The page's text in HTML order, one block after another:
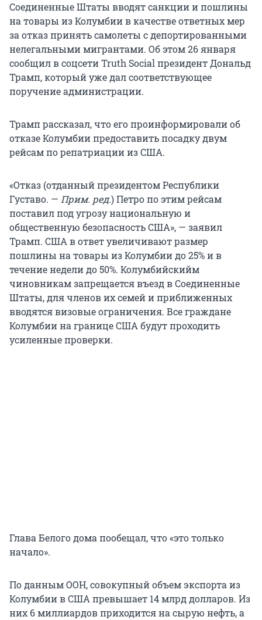
Соединенные Штаты вводят санкции и пошлины
на товары из Колумбии в качестве ответных мер
за отказ принять самолеты с депортированными
нелегальными мигрантами. Об этом 26 января
сообщил в соцсети Truth Social президент Дональд
Трамп, который уже дал соответствующее
поручение администрации.
Трамп рассказал, что его проинформировали об
отказе Колумбии предоставить посадку двум
рейсам по репатриации из США.
«Отказ (отданный президентом Республики
Густаво. — Прим. ред.) Петро по этим рейсам
поставил под угрозу национальную и
общественную безопасность США», — заявил
Трамп. США в ответ увеличивают размер
пошлины на товары из Колумбии до 25% и в
течение недели до 50%. Колумбийскийм
чиновникам запрещается въезд в Соединенные
Штаты, для членов их семей и приближенных
вводятся визовые ограничения. Все граждане
Колумбии на границе США будут проходить
усиленные проверки.
Глава Белого дома пообещал, что «это только
начало».
По данным ООН, совокупный объем экспорта из
Колумбии в США превышает 14 млрд долларов. Из
них 6 миллиардов приходится на сырую нефть, а